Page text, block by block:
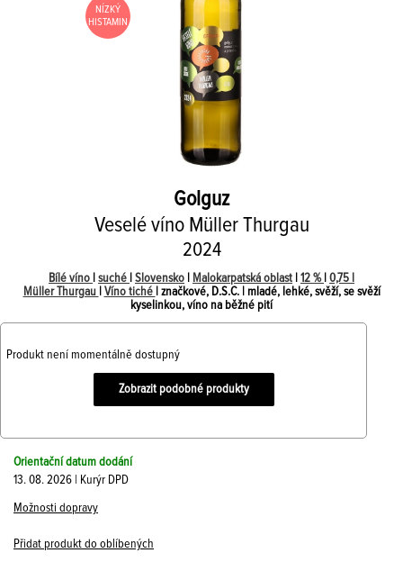
NÍZKÝ
HISTAMIN
Golguz
Veselé víno Müller Thurgau
2024
Bílé víno suché Slovensko Malokarpatská oblast 12 % 0,75 l
Müller Thurgau
Víno tiché
| značkové, D.S.C. | mladé, lehké, svěží, se svěží
kyselinkou, víno na běžné pití
Produkt není momentálně dostupný
Zobrazit podobné produkty
Orientační datum dodání
13. 08. 2026 | Kurýr DPD
Možnosti dopravy
Přidat produkt do oblíbených